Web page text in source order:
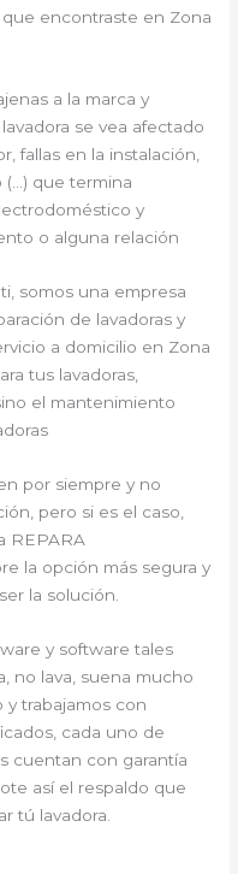
encontraste en Zona
a la marca y
se vea afectado
fallas en la instalación,
que termina
y
o alguna relación
somos una empresa
de lavadoras y
a domicilio en Zona
tus lavadoras,
el mantenimiento
por siempre y no
pero si es el caso,
REPARA
la opción más segura y
la solución.
y software tales
no lava, suena mucho
trabajamos con
cada uno de
cuentan con garantía
así el respaldo que
tú lavadora.